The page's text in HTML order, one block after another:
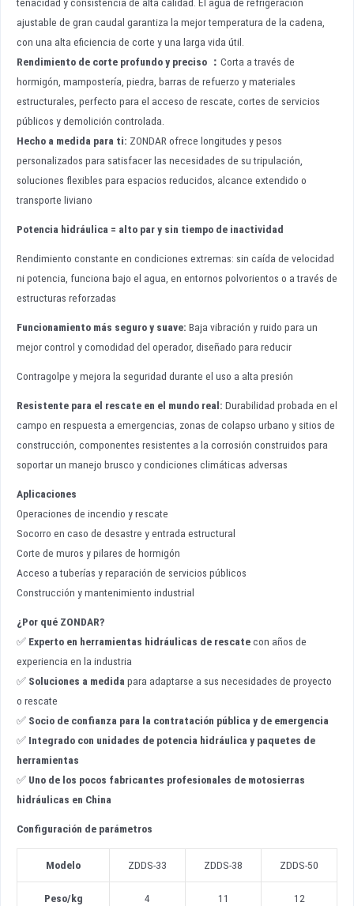
tenacidad y consistencia de alta calidad. El agua de refrigeración
ajustable de gran caudal garantiza la mejor temperatura de la cadena,
con una alta eficiencia de corte y una larga vida útil.
Rendimiento de corte profundo y preciso ： Corta a través de
hormigón, mampostería, piedra, barras de refuerzo y materiales
estructurales, perfecto para el acceso de rescate, cortes de servicios
públicos y demolición controlada.
Hecho a medida para ti: ZONDAR ofrece longitudes y pesos
personalizados para satisfacer las necesidades de su tripulación,
soluciones flexibles para espacios reducidos, alcance extendido o
transporte liviano
Potencia hidráulica = alto par y sin tiempo de inactividad
Rendimiento constante en condiciones extremas: sin caída de velocidad
ni potencia, funciona bajo el agua, en entornos polvorientos o a través de
estructuras reforzadas
Funcionamiento más seguro y suave: Baja vibración y ruido para un
mejor control y comodidad del operador, diseñado para reducir
Contragolpe y mejora la seguridad durante el uso a alta presión
Resistente para el rescate en el mundo real: Durabilidad probada en el
campo en respuesta a emergencias, zonas de colapso urbano y sitios de
construcción, componentes resistentes a la corrosión construidos para
soportar un manejo brusco y condiciones climáticas adversas
Aplicaciones
Operaciones de incendio y rescate
Socorro en caso de desastre y entrada estructural
Corte de muros y pilares de hormigón
Acceso a tuberías y reparación de servicios públicos
Construcción y mantenimiento industrial
¿Por qué ZONDAR?
✅ Experto en herramientas hidráulicas de rescatecon años de
experiencia en la industria
✅ Soluciones a medida para adaptarse a sus necesidades de proyecto
o rescate
✅ Socio de confianza para la contratación pública y de emergencia
✅ Integrado con unidades de potencia hidráulica y paquetes de
herramientas
✅ Uno de los pocos fabricantes profesionales de motosierras
hidráulicas en China
Configuración de parámetros
Modelo ZDDS-33 ZDDS-38 ZDDS-50
Peso/kg 4 11 12